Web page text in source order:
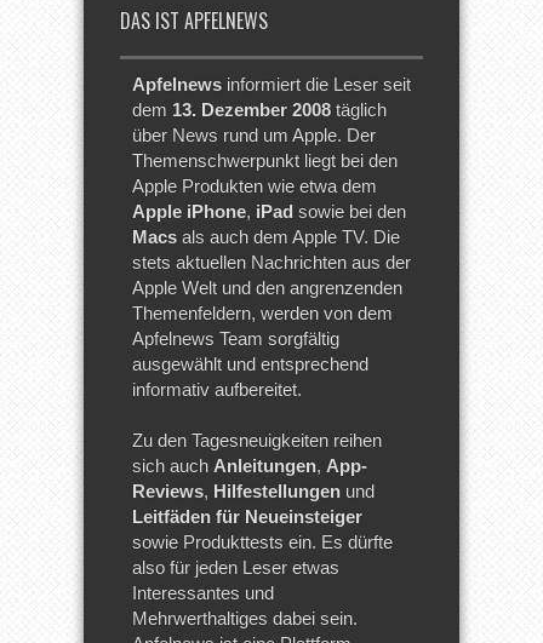
DAS IST APFELNEWS
Apfelnews informiert die Leser seit
dem 13. Dezember 2008 täglich
über News rund um Apple. Der
Themenschwerpunkt liegt bei den
Apple Produkten wie etwa dem
Apple iPhone, iPad sowie bei den
Macs als auch dem Apple TV. Die
stets aktuellen Nachrichten aus der
Apple Welt und den angrenzenden
Themenfeldern, werden von dem
Apfelnews Team sorgfältig
ausgewählt und entsprechend
informativ aufbereitet.
Zu den Tagesneuigkeiten reihen
sich auch Anleitungen, App-
Reviews, Hilfestellungen und
Leitfäden für Neueinsteiger
sowie Produkttests ein. Es dürfte
also für jeden Leser etwas
Interessantes und
Mehrwerthaltiges dabei sein.